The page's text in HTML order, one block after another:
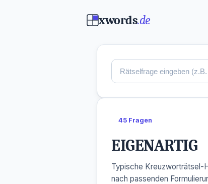
xwords.de
45 Fragen
EIGENARTIG
Typische Kreuzworträtsel-
nach passenden